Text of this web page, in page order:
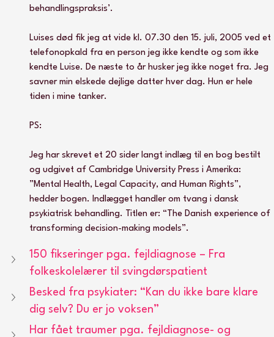
behandlingspraksis’.
Luises død fik jeg at vide kl. 07.30 den 15. juli, 2005 ved et
telefonopkald fra en person jeg ikke kendte og som ikke
kendte Luise. De næste to år husker jeg ikke noget fra. Jeg
savner min elskede dejlige datter hver dag. Hun er hele
tiden i mine tanker.
PS:
Jeg har skrevet et 20 sider langt indlæg til en bog bestilt
og udgivet af Cambridge University Press i Amerika:
”Mental Health, Legal Capacity, and Human Rights”,
hedder bogen. Indlægget handler om tvang i dansk
psykiatrisk behandling. Titlen er: “The Danish experience of
transforming decision-making models”.
150 fikseringer pga. fejldiagnose – Fra
folkeskolelærer til svingdørspatient
Besked fra psykiater: “Kan du ikke bare klare
dig selv? Du er jo voksen”
Har fået traumer pga. fejldiagnose- og